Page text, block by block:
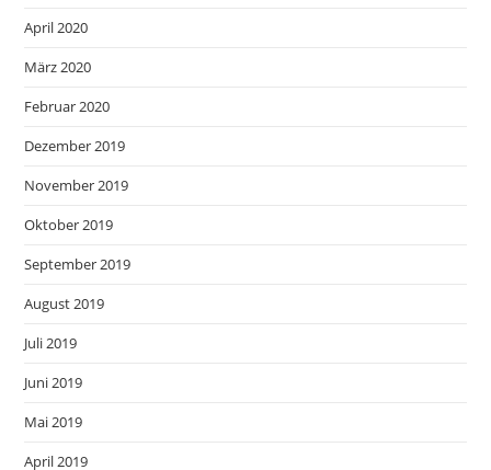
April 2020
März 2020
Februar 2020
Dezember 2019
November 2019
Oktober 2019
September 2019
August 2019
Juli 2019
Juni 2019
Mai 2019
April 2019